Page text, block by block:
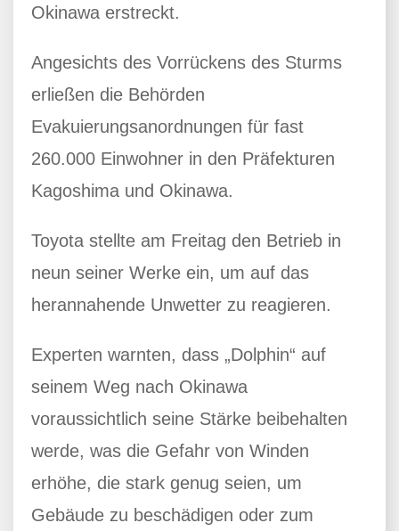
Okinawa erstreckt.
Angesichts des Vorrückens des Sturms
erließen die Behörden
Evakuierungsanordnungen für fast
260.000 Einwohner in den Präfekturen
Kagoshima und Okinawa.
Toyota stellte am Freitag den Betrieb in
neun seiner Werke ein, um auf das
herannahende Unwetter zu reagieren.
Experten warnten, dass „Dolphin“ auf
seinem Weg nach Okinawa
voraussichtlich seine Stärke beibehalten
werde, was die Gefahr von Winden
erhöhe, die stark genug seien, um
Gebäude zu beschädigen oder zum